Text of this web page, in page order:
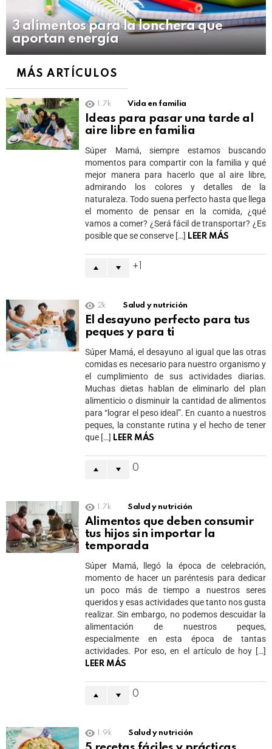
3 alimentos para la lonchera que
aportan energía
MÁS ARTÍCULOS
1.7k Vida en familia
Ideas para pasar una tarde al
aire libre en familia
Súper Mamá, siempre estamos buscando
momentos para compartir con la familia y qué
mejor manera para hacerlo que al aire libre,
admirando los colores y detalles de la
naturaleza. Todo suena perfecto hasta que llega
el momento de pensar en la comida, ¿qué
vamos a comer? ¿Será fácil de transportar? ¿Es
posible que se conserve […] LEER MÁS
1
2k Salud y nutrición
El desayuno perfecto para tus
peques y para ti
Súper Mamá, el desayuno al igual que las otras
comidas es necesario para nuestro organismo y
el cumplimiento de sus actividades diarias.
Muchas dietas hablan de eliminarlo del plan
alimenticio o disminuir la cantidad de alimentos
para “lograr el peso ideal”. En cuanto a nuestros
peques, la constante rutina y el hecho de tener
que […] LEER MÁS
0
1.7k Salud y nutrición
Alimentos que deben consumir
tus hijos sin importar la
temporada
Súper Mamá, llegó la época de celebración,
momento de hacer un paréntesis para dedicar
un poco más de tiempo a nuestros seres
queridos y esas actividades que tanto nos gusta
realizar. Sin embargo, no podemos descuidar la
alimentación de nuestros peques,
especialmente en esta época de tantas
actividades. Por eso, en el artículo de hoy […]
LEER MÁS
0
1.9k Salud y nutrición